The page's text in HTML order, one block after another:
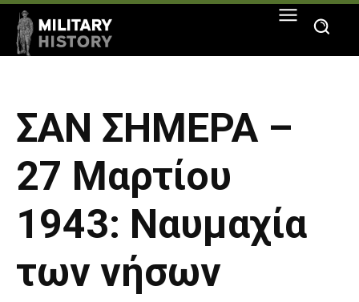
ΣΑΝ ΣΗΜΕΡΑ –
27 Μαρτίου
1943: Ναυμαχία
των νήσων